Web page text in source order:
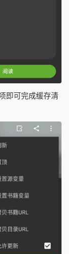
即可完成缓存清